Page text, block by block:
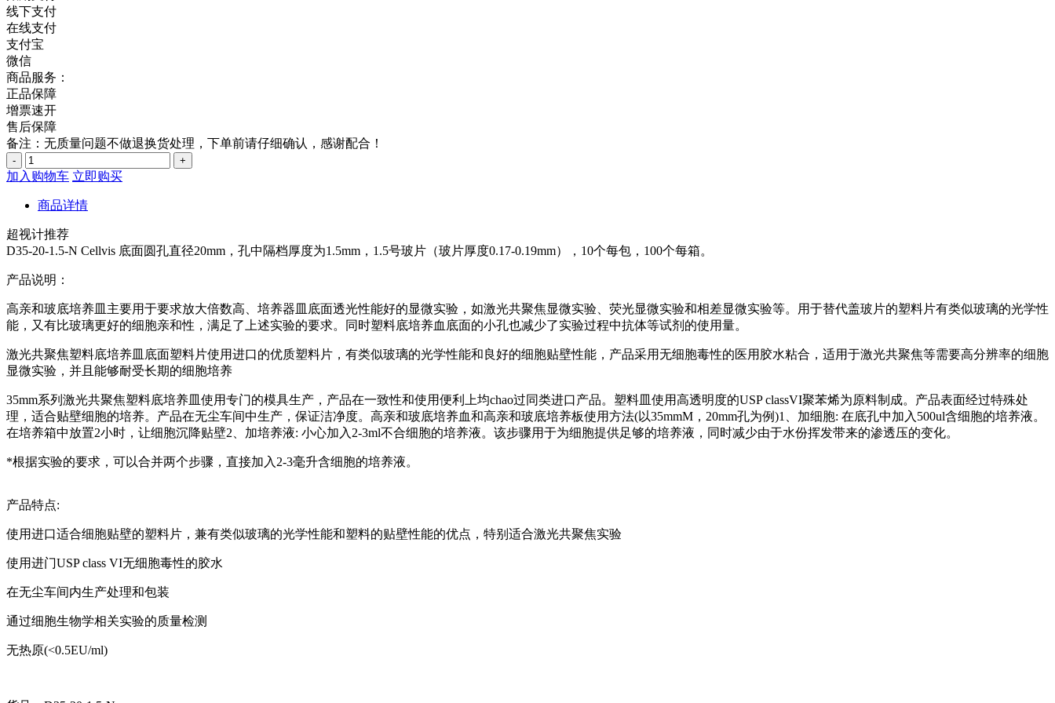
线下支付
在线支付
支付宝
微信
商品服务：
正品保障
增票速开
售后保障
备注：无质量问题不做退换货处理，下单前请仔细确认，感谢配合！
- +
加入购物车 立即购买
商品详情
超视计推荐
D35-20-1.5-N Cellvis 底面圆孔直径20mm，孔中隔档厚度为1.5mm，1.5号玻片（玻片厚度0.17-0.19mm），10个每包，100个每箱。
产品说明：
高亲和玻底培养皿主要用于要求放大倍数高、培养器皿底面透光性能好的显微实验，如激光共聚焦显微实验、荧光显微实验和相差显微实验等。用于替代盖玻片的塑料片有类似玻璃的光学性
能，又有比玻璃更好的细胞亲和性，满足了上述实验的要求。同时塑料底培养血底面的小孔也减少了实验过程中抗体等试剂的使用量。
激光共聚焦塑料底培养皿底面塑料片使用进口的优质塑料片，有类似玻璃的光学性能和良好的细胞贴壁性能，产品采用无细胞毒性的医用胶水粘合，适用于激光共聚焦等需要高分辨率的细胞
显微实验，并且能够耐受长期的细胞培养
35mm系列激光共聚焦塑料底培养皿使用专门的模具生产，产品在一致性和使用便利上均chao过同类进口产品。塑料皿使用高透明度的USP classVI聚苯烯为原料制成。产品表面经过特殊处
理，适合贴壁细胞的培养。产品在无尘车间中生产，保证洁净度。高亲和玻底培养血和高亲和玻底培养板使用方法(以35mmM，20mm孔为例)1、加细胞: 在底孔中加入500ul含细胞的培养液。
在培养箱中放置2小时，让细胞沉降贴壁2、加培养液: 小心加入2-3ml不合细胞的培养液。该步骤用于为细胞提供足够的培养液，同时减少由于水份挥发带来的渗透压的变化。
*根据实验的要求，可以合并两个步骤，直接加入2-3毫升含细胞的培养液。
产品特点:
使用进口适合细胞贴壁的塑料片，兼有类似玻璃的光学性能和塑料的贴壁性能的优点，特别适合激光共聚焦实验
使用进门USP class VI无细胞毒性的胶水
在无尘车间内生产处理和包装
通过细胞生物学相关实验的质量检测
无热原(<0.5EU/ml)